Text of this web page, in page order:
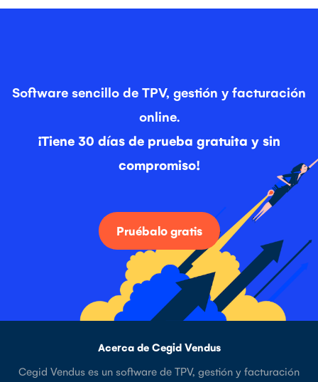
Software sencillo de TPV, gestión y facturación
online.
¡Tiene 30 días de prueba gratuita y sin
compromiso!
Pruébalo gratis
Acerca de Cegid Vendus
Cegid Vendus es un software de TPV, gestión y facturación